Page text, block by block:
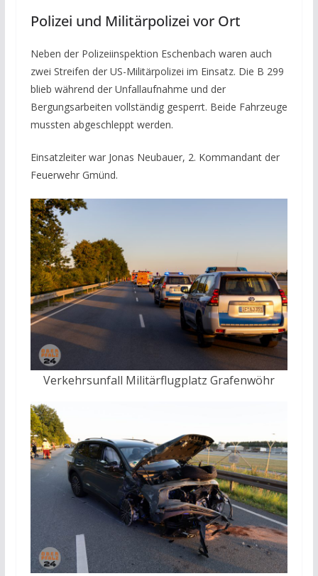
Polizei und Militärpolizei vor Ort
Neben der Polizeiinspektion Eschenbach waren auch
zwei Streifen der US-Militärpolizei im Einsatz. Die B 299
blieb während der Unfallaufnahme und der
Bergungsarbeiten vollständig gesperrt. Beide Fahrzeuge
mussten abgeschleppt werden.
Einsatzleiter war Jonas Neubauer, 2. Kommandant der
Feuerwehr Gmünd.
Verkehrsunfall Militärflugplatz Grafenwöhr